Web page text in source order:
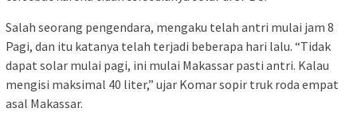
Salah seorang pengendara, mengaku telah antri mulai jam 8
Pagi, dan itu katanya telah terjadi beberapa hari lalu. “Tidak
dapat solar mulai pagi, ini mulai Makassar pasti antri. Kalau
mengisi maksimal 40 liter,” ujar Komar sopir truk roda empat
asal Makassar.